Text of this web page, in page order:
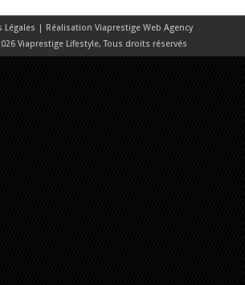
Légales | Réalisation Viaprestige Web Agency
Viaprestige Lifestyle, Tous droits réservés